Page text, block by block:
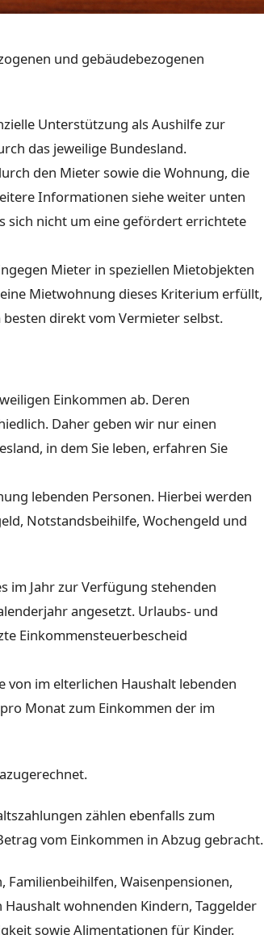
und gebäudebezogenen
Unterstützung als Aushilfe zur
das jeweilige Bundesland.
den Mieter sowie die Wohnung, die
Informationen siehe weiter unten
sich nicht um eine gefördert errichtete
Mieter in speziellen Mietobjekten
Mietwohnung dieses Kriterium erfüllt,
direkt vom Vermieter selbst.
Einkommen ab. Deren
Daher geben wir nur einen
in dem Sie leben, erfahren Sie
lebenden Personen. Hierbei werden
Notstandsbeihilfe, Wochengeld und
im Jahr zur Verfügung stehenden
angesetzt. Urlaubs- und
Einkommensteuerbescheid
von im elterlichen Haushalt lebenden
Monat zum Einkommen der im
zählen ebenfalls zum
vom Einkommen in Abzug gebracht.
Waisenpensionen,
wohnenden Kindern, Taggelder
sowie Alimentationen für Kinder.